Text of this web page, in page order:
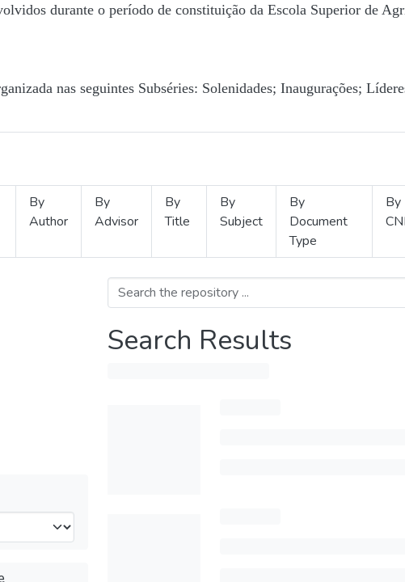
durante o período de constituição da Escola Superior de
nas seguintes Subséries: Solenidades; Inaugurações;
By
Author
By
Advisor
By
Title
By
Subject
By
Document
Type
By
Search Results